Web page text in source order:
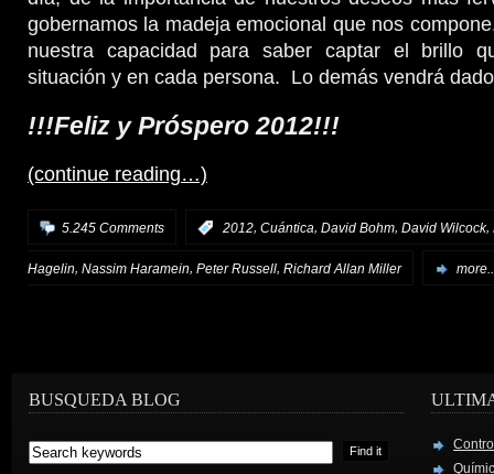
gobernamos la madeja emocional que nos
nuestra capacidad para saber captar el brillo
situación y en cada persona. Lo demás vendrá
!!!Feliz y Próspero 2012!!!
(continue reading…)
5.245 Comments 2012, Cuántica, David Bohm, David Wilcock,
Hagelin, Nassim Haramein, Peter Russell, Richard Allan Miller
BUSQUEDA BLOG